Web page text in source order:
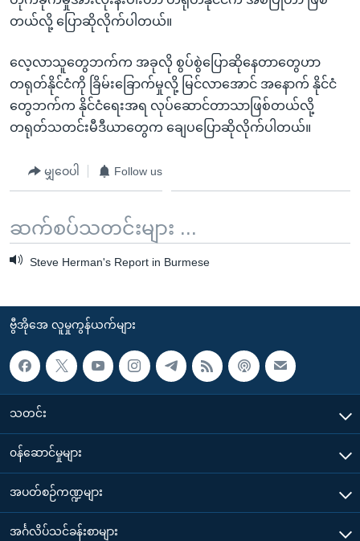
တယ်လို့ ပြောဆိုလိုက်ပါတယ်။
လေ့လာသူတွေဘက်က အခုလို စွပ်စွဲပြောဆိုနေတာတွေဟာ
တရုတ်နိုင်ငံကို ခြိမ်းခြောက်မှုလို့ မြင်လာအောင် အနောက် နိုင်ငံ
တွေဘက်က နိုင်ငံရေးအရ လုပ်ဆောင်တာသာဖြစ်တယ်လို့
တရုတ်သတင်းမီဒီယာတွေက ချေပပြောဆိုလိုက်ပါတယ်။
မျှဝေပါ Follow us
ဆက်စပ်သတင်းများ ...
Steve Herman's Report in Burmese
ဗွီအိုအေ လူမှုကွန်ယက်များ
သတင်း
၀န်ဆောင်မှုများ
အပတ်စဉ်ကဏ္ဍများ
အင်္ဂလိပ်သင်ခန်းစာများ